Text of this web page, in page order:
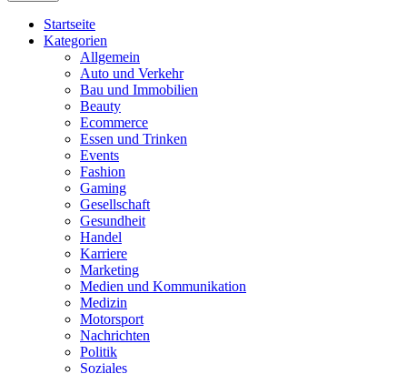
Startseite
Kategorien
Allgemein
Auto und Verkehr
Bau und Immobilien
Beauty
Ecommerce
Essen und Trinken
Events
Fashion
Gaming
Gesellschaft
Gesundheit
Handel
Karriere
Marketing
Medien und Kommunikation
Medizin
Motorsport
Nachrichten
Politik
Soziales